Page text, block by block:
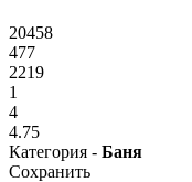
20458
477
2219
1
4
4.75
Категория - Баня
Сохранить